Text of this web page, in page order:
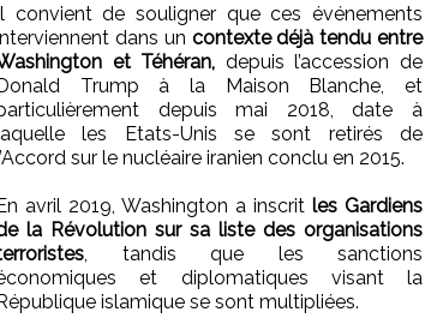
convient de souligner que ces événements
dans un contexte déjà tendu entre
et Téhéran, depuis l’accession de
Trump à la Maison Blanche, et
depuis mai 2018, date à
les Etats-Unis se sont retirés de
sur le nucléaire iranien conclu en 2015.
avril 2019, Washington a inscrit les Gardiens
la Révolution sur sa liste des organisations
, tandis que les sanctions
et diplomatiques visant la
islamique se sont multipliées.